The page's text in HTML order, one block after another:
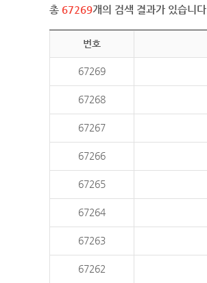
총 67269개의 검색 결과가 있습니다.
번호
67269
67268
67267
67266
67265
67264
67263
67262